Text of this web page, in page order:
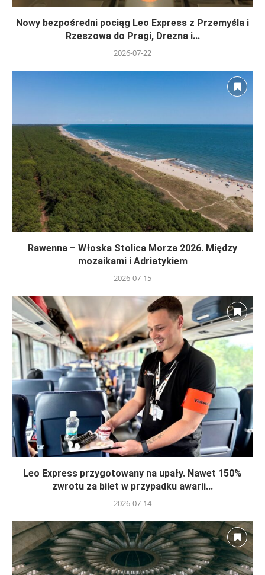
Nowy bezpośredni pociąg Leo Express z Przemyśla i
Rzeszowa do Pragi, Drezna i...
2026-07-22
Rawenna – Włoska Stolica Morza 2026. Między
mozaikami i Adriatykiem
2026-07-15
Leo Express przygotowany na upały. Nawet 150%
zwrotu za bilet w przypadku awarii...
2026-07-14